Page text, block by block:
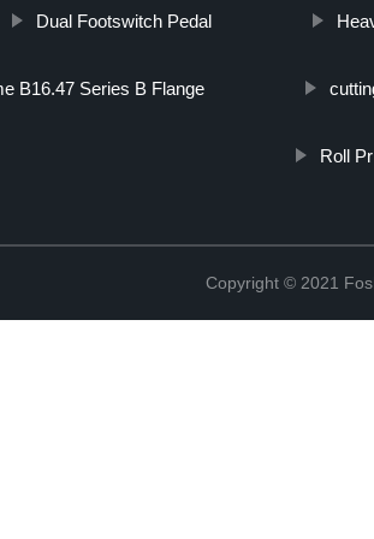
Dual Footswitch Pedal
B16.47 Series B Flange
Roll
Copyright © 2021